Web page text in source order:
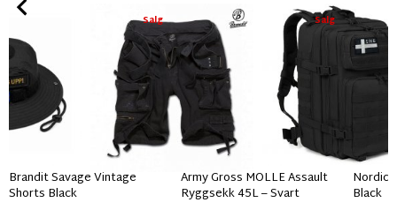
Salg
Brandit Savage Vintage
Shorts Black
Salg
Army Gross MOLLE Assault
Ryggsekk 45L – Svart
Nordic
Black